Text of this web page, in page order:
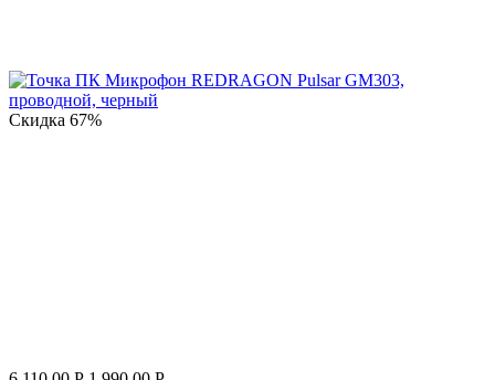
Скидка 67%